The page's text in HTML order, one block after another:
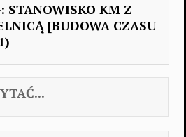
STANOWISKO KM Z
[BUDOWA CZASU